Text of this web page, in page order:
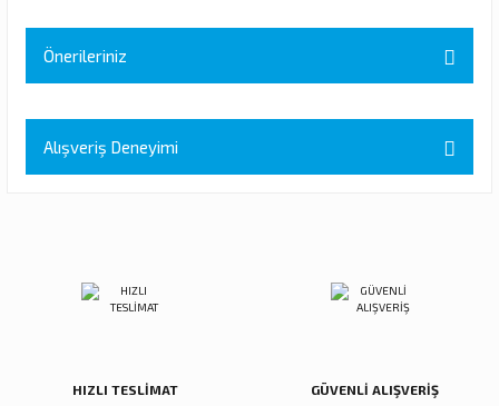
Soru Sor
Önerileriniz
tarafımıza iletebilirsiniz.
Görüş ve önerileriniz için teşekkür ederiz.
Ürün bilgilerinde hatalar bulunuyor.
Alışveriş Deneyimi
HIZLI TESLİMAT
GÜVENLİ ALIŞVERİŞ